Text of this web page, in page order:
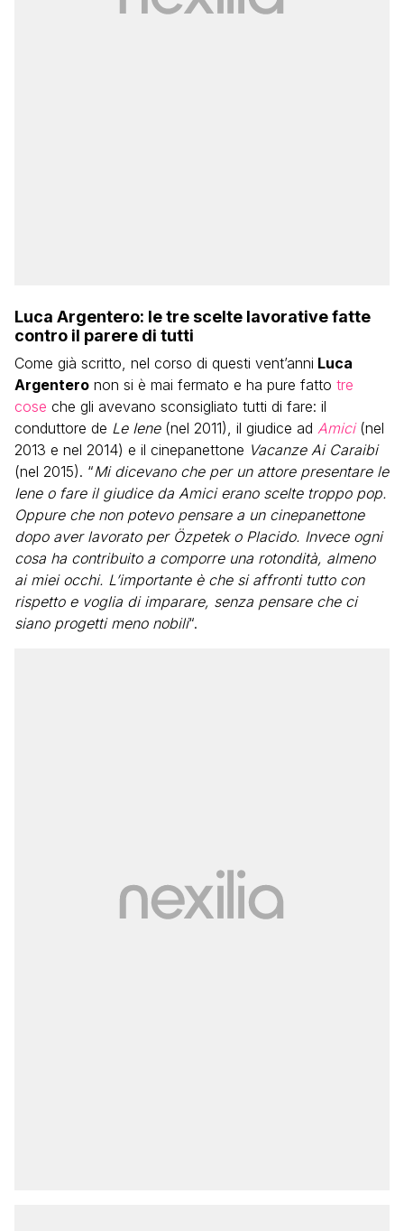
Luca Argentero: le tre scelte lavorative fatte
contro il parere di tutti
Come già scritto, nel corso di questi vent’anni Luca
Argentero non si è mai fermato e ha pure fatto tre
cose che gli avevano sconsigliato tutti di fare: il
conduttore de Le Iene(nel 2011), il giudice ad Amici(nel
2013 e nel 2014) e il cinepanettone Vacanze Ai Caraibi
(nel 2015). “Mi dicevano che per un attore presentare le
Iene o fare il giudice da Amici erano scelte troppo pop.
Oppure che non potevo pensare a un cinepanettone
dopo aver lavorato per Özpetek o Placido. Invece ogni
cosa ha contribuito a comporre una rotondità, almeno
ai miei occhi. L’importante è che si affronti tutto con
rispetto e voglia di imparare, senza pensare che ci
siano progetti meno nobili“.